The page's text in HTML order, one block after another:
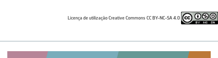
Licença de utilização Creative Commons CC BY-NC-SA 4.0